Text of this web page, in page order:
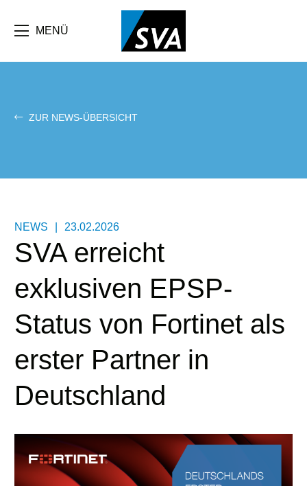
Inhalt
MENÜ
ZUR NEWS-ÜBERSICHT
NEWS 23.02.2026
SVA erreicht
exklusiven EPSP-
Status von Fortinet als
erster Partner in
Deutschland